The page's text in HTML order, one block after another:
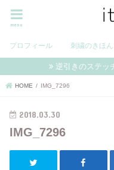
menu
プロフィール 刺繍のきほん
逆引きのステッ
HOME IMG_7296
2018.03.30
IMG_7296